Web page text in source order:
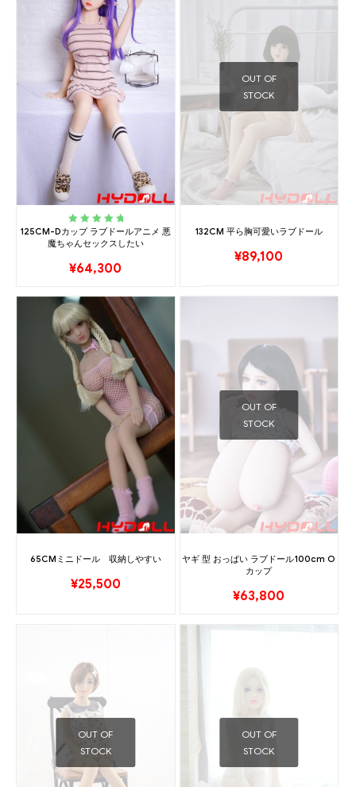
Rated5.00 out
of 5
125CM-Dカップ ラブドールアニメ 悪
魔ちゃんセックスしたい
¥64,300
OUT OF
STOCK
132CM 平ら胸可愛いラブドール
¥89,100
65CMミニドール 収納しやすい
¥25,500
OUT OF
STOCK
ヤギ 型 おっぱい ラブドール100cm O
カップ
¥63,800
OUT OF
STOCK
OUT OF
STOCK